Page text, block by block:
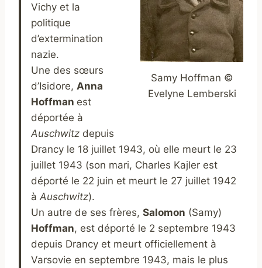
Samy Hoffman ©
Evelyne Lemberski
Vichy et la
politique
d’extermination
nazie.
Une des sœurs
d’Isidore, Anna
Hoffman est
déportée à
Auschwitz depuis
Drancy le 18 juillet 1943, où elle meurt le 23
juillet 1943 (son mari, Charles Kajler est
déporté le 22 juin et meurt le 27 juillet 1942
à Auschwitz).
Un autre de ses frères, Salomon (Samy)
Hoffman, est déporté le 2 septembre 1943
depuis Drancy et meurt officiellement à
Varsovie en septembre 1943, mais le plus